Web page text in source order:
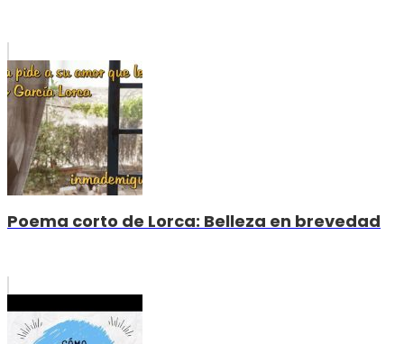
Poema corto de Lorca: Belleza en brevedad